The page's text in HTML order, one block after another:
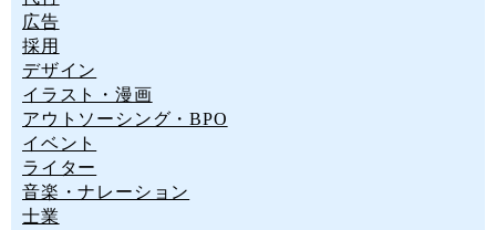
広告
採用
デザイン
イラスト・漫画
アウトソーシング・BPO
イベント
ライター
音楽・ナレーション
士業